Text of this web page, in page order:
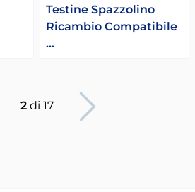
Testine Spazzolino
Ricambio Compatibile
…
Pagina precedente
2di 17